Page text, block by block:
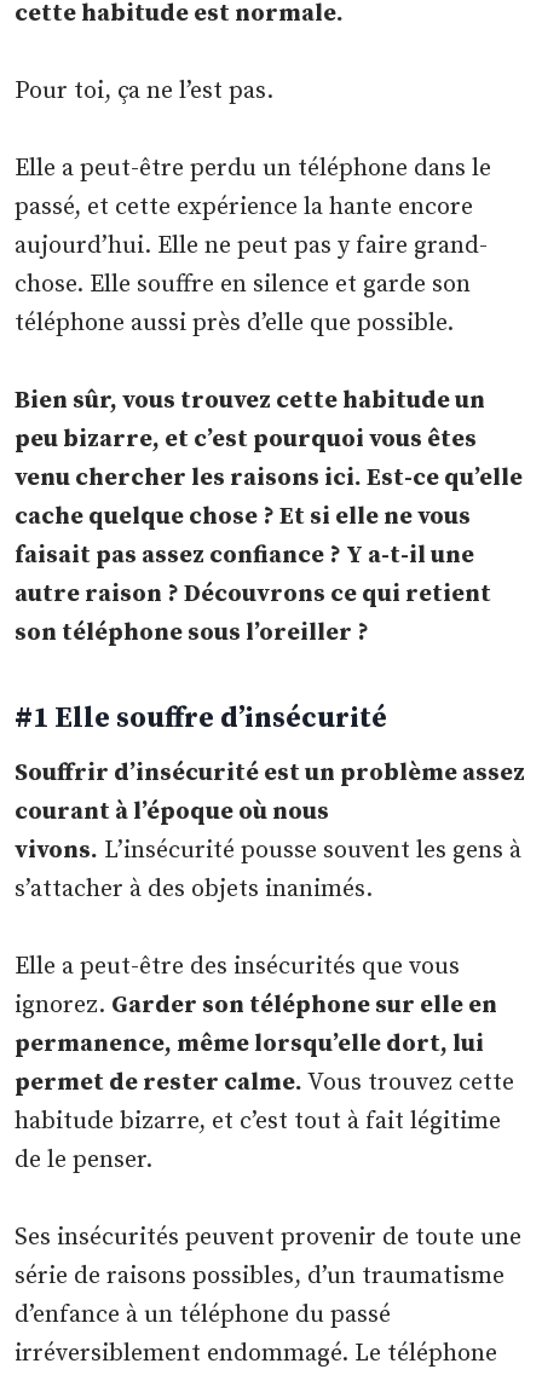
cette habitude est normale.
Pour toi, ça ne l’est pas.
Elle a peut-être perdu un téléphone dans le
passé, et cette expérience la hante encore
aujourd’hui. Elle ne peut pas y faire grand-
chose. Elle souffre en silence et garde son
téléphone aussi près d’elle que possible.
Bien sûr, vous trouvez cette habitude un
peu bizarre, et c’est pourquoi vous êtes
venu chercher les raisons ici. Est-ce qu’elle
cache quelque chose ? Et si elle ne vous
faisait pas assez confiance ? Y a-t-il une
autre raison ? Découvrons ce qui retient
son téléphone sous l’oreiller ?
#1 Elle souffre d’insécurité
Souffrir d’insécurité est un problème assez
courant à l’époque où nous
vivons. L’insécurité pousse souvent les gens à
s’attacher à des objets inanimés.
Elle a peut-être des insécurités que vous
ignorez. Garder son téléphone sur elle en
permanence, même lorsqu’elle dort, lui
permet de rester calme. Vous trouvez cette
habitude bizarre, et c’est tout à fait légitime
de le penser.
Ses insécurités peuvent provenir de toute une
série de raisons possibles, d’un traumatisme
d’enfance à un téléphone du passé
irréversiblement endommagé. Le téléphone